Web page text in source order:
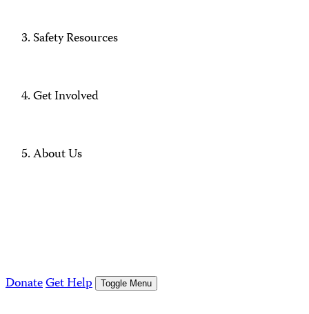
Safety Resources
Get Involved
About Us
DonateGet Help Toggle Menu